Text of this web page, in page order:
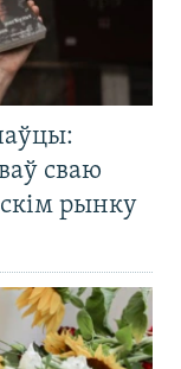
сваю
рынку